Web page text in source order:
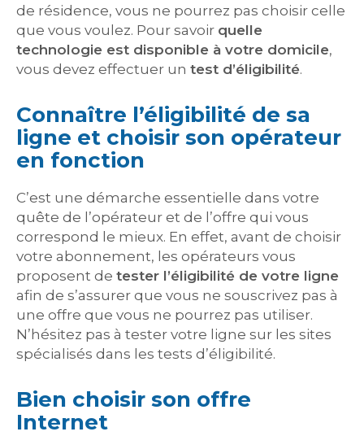
de résidence, vous ne pourrez pas choisir celle
que vous voulez. Pour savoir quelle
technologie est disponible à votre domicile,
vous devez effectuer un test d’éligibilité.
Connaître l’éligibilité de sa
ligne et choisir son opérateur
en fonction
C’est une démarche essentielle dans votre
quête de l’opérateur et de l’offre qui vous
correspond le mieux. En effet, avant de choisir
votre abonnement, les opérateurs vous
proposent de tester l’éligibilité de votre ligne
afin de s’assurer que vous ne souscrivez pas à
une offre que vous ne pourrez pas utiliser.
N’hésitez pas à tester votre ligne sur les sites
spécialisés dans les tests d’éligibilité.
Bien choisir son offre
Internet